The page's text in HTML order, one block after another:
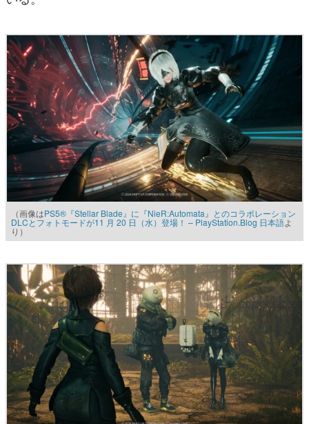
（画像はPS5®『Stellar Blade』に『NieR:Automata』とのコラボレーション
DLCとフォトモードが11 月 20 日（水）登場！ – PlayStation.Blog 日本語よ
り）